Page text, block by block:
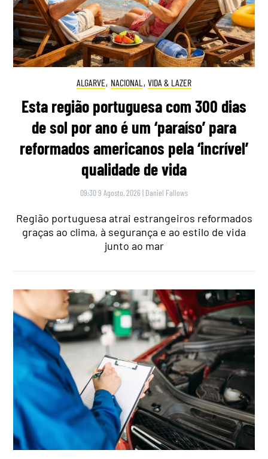
ALGARVE, NACIONAL , VIDA & LAZER
Esta região portuguesa com 300 dias
de sol por ano é um ‘paraíso’ para
reformados americanos pela ‘incrível’
qualidade de vida
09:30 9 Agosto, 2026 | Daniel Fallows
Região portuguesa atrai estrangeiros reformados
graças ao clima, à segurança e ao estilo de vida
junto ao mar